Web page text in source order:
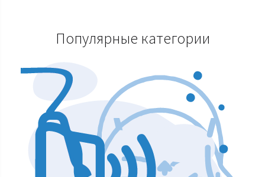
Популярные категории